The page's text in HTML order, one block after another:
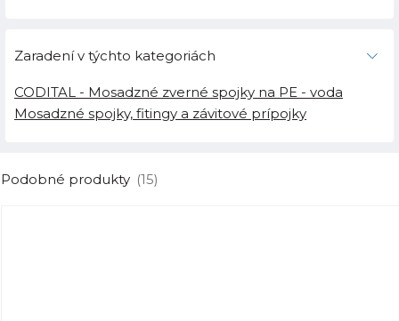
Zaradení v týchto kategoriách
CODITAL - Mosadzné zverné spojky na PE - voda
Mosadzné spojky, fitingy a závitové prípojky
Podobné produkty (15)